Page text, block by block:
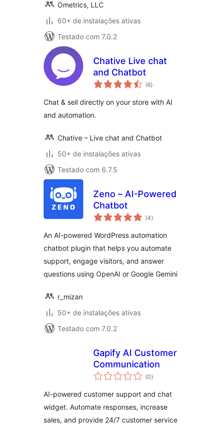
Ometrics, LLC
60+ de instalações ativas
Testado com 7.0.2
Chative Live chat
and Chatbot
(6total
de
)
Chat & sell directly on your store with AI
and automation.
Chative – Live chat and Chatbot
50+ de instalações ativas
Testado com 6.7.5
Zeno – AI-Powered
Chatbot
(4total
de
)
An AI-powered WordPress automation
chatbot plugin that helps you automate
support, engage visitors, and answer
questions using OpenAI or Google Gemini
r_mizan
50+ de instalações ativas
Testado com 7.0.2
Gapify AI Customer
Communication
(0total
de
)
AI-powered customer support and chat
widget. Automate responses, increase
sales, and provide 24/7 customer service